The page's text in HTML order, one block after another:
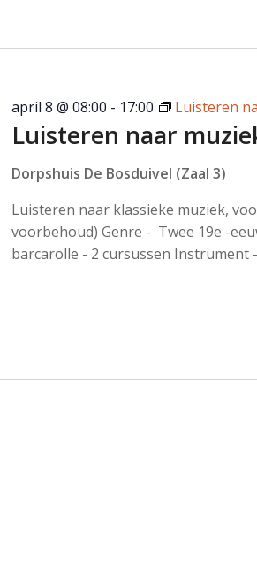
Luisteren naar
april 8 @ 08:00 - 17:00 Luisteren
Dorpshuis De Bosduivel (Zaal 3)
Luisteren naar klassieke muziek,
voorbehoud) Genre - Twee 19e -
barcarolle - 2 cursussen Instrument